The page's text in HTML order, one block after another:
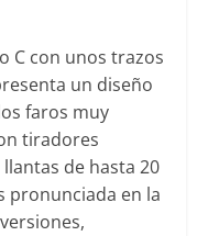
C con unos trazos
un diseño
faros muy
tiradores
de hasta 20
pronunciada en la